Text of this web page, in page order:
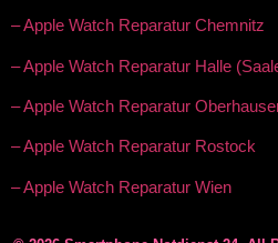
– Apple Watch Reparatur Chemnitz
– Apple Watch Reparatur Halle
– Apple Watch Reparatur
– Apple Watch Reparatur Rostock
– Apple Watch Reparatur Wien